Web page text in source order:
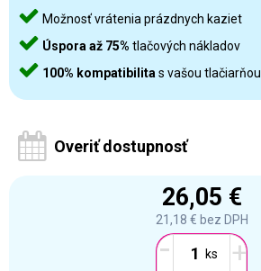
Možnosť vrátenia prázdnych kaziet
Úspora až 75% tlačových nákladov
100% kompatibilita s vašou tlačiarňou
Overiť dostupnosť
26,05 €
21,18 € bez DPH
- +